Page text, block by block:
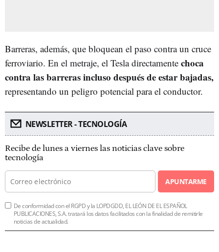
Barreras, además, que bloquean el paso contra un cruce
ferroviario. En el metraje, el Tesla directamente choca
contra las barreras incluso después de estar bajadas,
representando un peligro potencial para el conductor.
NEWSLETTER - TECNOLOGÍA
Recibe de lunes a viernes las noticias clave sobre
tecnología
APUNTARME
De conformidad con el RGPD y la LOPDGDD, EL LEÓN DE EL ESPAÑOL
PUBLICACIONES, S.A. tratará los datos facilitados con la finalidad de remitirle
noticias de actualidad.